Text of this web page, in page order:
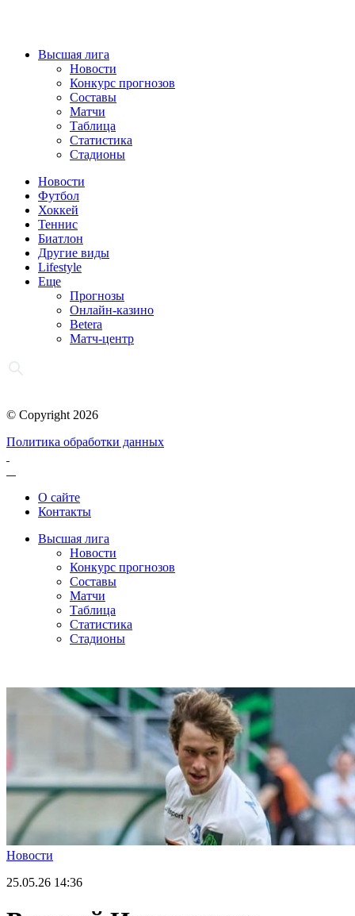
Высшая лига
Новости
Конкурс прогнозов
Составы
Матчи
Таблица
Статистика
Стадионы
Новости
Футбол
Хоккей
Теннис
Биатлон
Другие виды
Lifestyle
Еще
Прогнозы
Онлайн-казино
Betera
Матч-центр
© Copyright 2026
Политика обработки данных
О сайте
Контакты
Высшая лига
Новости
Конкурс прогнозов
Составы
Матчи
Таблица
Статистика
Стадионы
Новости
25.05.26 14:36